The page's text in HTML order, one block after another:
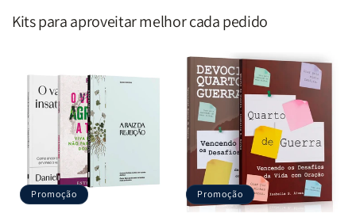
Kits para aproveitar melhor cada pedido
Promoção Promoção